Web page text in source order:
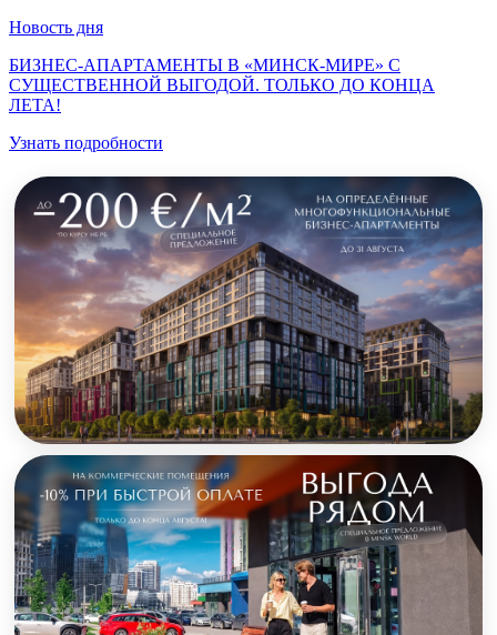
Новость дня
БИЗНЕС-АПАРТАМЕНТЫ В «МИНСК-МИРЕ» С
СУЩЕСТВЕННОЙ ВЫГОДОЙ. ТОЛЬКО ДО КОНЦА
ЛЕТА!
Узнать подробности